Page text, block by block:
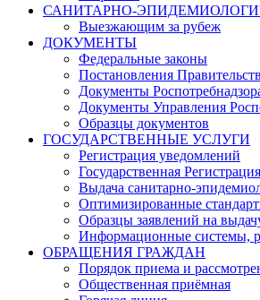
САНИТАРНО-
Выезжающим за рубеж
ДОКУМЕНТЫ
Федеральные законы
Постановления
Документы
Документы Управления
Образцы документов
ГОСУДАРСТВЕННЫЕ УСЛУГИ
Регистрация уведомлений
Государственная
Выдача санитарно-
Оптимизированные
Образцы заявлений на
Информационные системы,
ОБРАЩЕНИЯ ГРАЖДАН
Порядок приема и
Общественная приёмная